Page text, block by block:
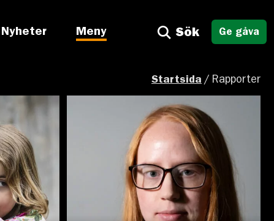
Nyheter Meny Sök Ge gåva
Startsida / Rapporter